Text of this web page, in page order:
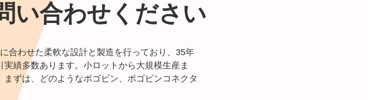
い合わせください
合わせた柔軟な設計と製造を行っており、35年
績多数あります。小ロットから大規模生産ま
ずは、どのようなポゴピン、ポゴピンコネクタ